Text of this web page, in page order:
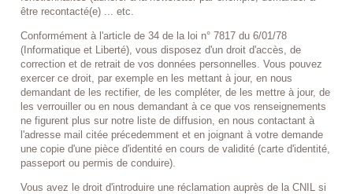
être recontacté(e) ... etc.
Conformément à l'article de 34 de la loi n° 7817 du 6/01/78
(Informatique et Liberté), vous disposez d'un droit d'accès, de
correction et de retrait de vos données personnelles. Vous pouvez
exercer ce droit, par exemple en les mettant à jour, en nous
demandant de les rectifier, de les compléter, de les mettre à jour, de
les verrouiller ou en nous demandant à ce que vos renseignements
ne figurent plus sur notre liste de diffusion, en nous contactant à
l'adresse mail citée précedemment et en joignant à votre demande
une copie d'une pièce d'identité en cours de validité (carte d'identité,
passeport ou permis de conduire).
Vous avez le droit d'introduire une réclamation auprès de la CNIL si